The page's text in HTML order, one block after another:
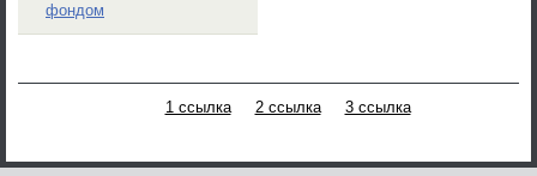
фондом
1 ссылка 2 ссылка 3 ссылка